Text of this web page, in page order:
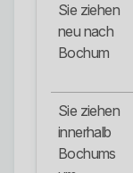
Sie ziehen
neu nach
Bochum
Sie ziehen
innerhalb
Bochums